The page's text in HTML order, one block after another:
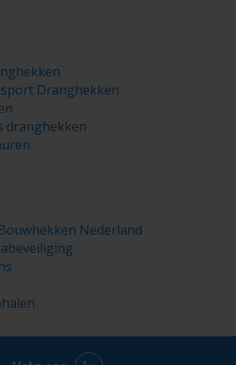
Dranghekken
dranghekken
Nederland